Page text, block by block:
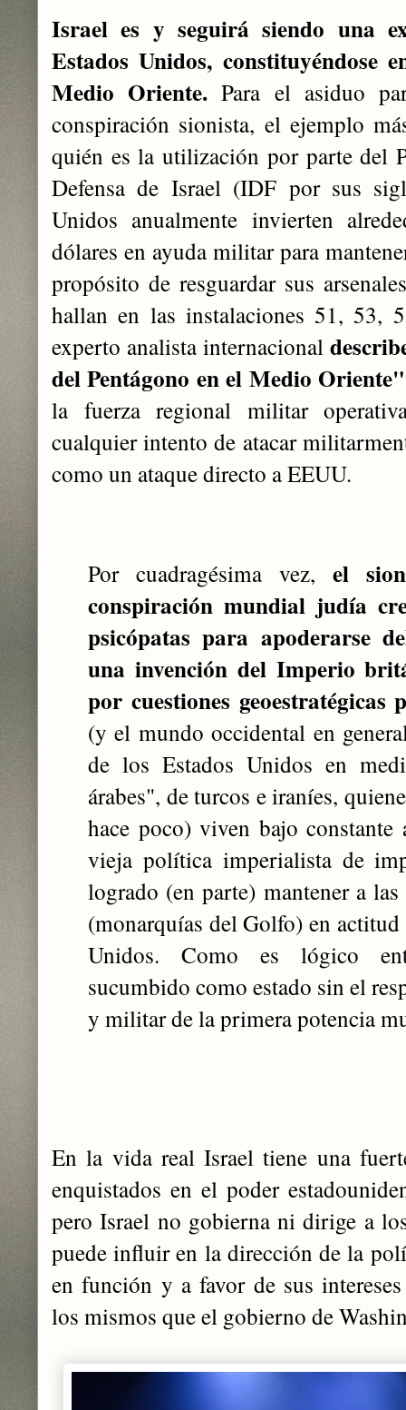
Israel es y seguirá siendo una
Estados Unidos, constituyéndose
Medio Oriente. Para el asiduo
conspiración sionista, el ejemplo
quién es la utilización por parte del
Defensa de Israel (IDF por sus
Unidos anualmente invierten
dólares en ayuda militar para
propósito de resguardar sus
hallan en las instalaciones 51,
experto analista internacional
del Pentágono en el Medio Oriente"
la fuerza regional militar
cualquier intento de atacar
como un ataque directo a EEUU.
Por cuadragésima vez, el
conspiración mundial judía
psicópatas para apoderarse
una invención del Imperio
por cuestiones geoestratégicas
(y el mundo occidental en
de los Estados Unidos en
árabes", de turcos e iraníes,
hace poco) viven bajo constante
vieja política imperialista de
logrado (en parte) mantener a
(monarquías del Golfo) en
Unidos. Como es lógico
sucumbido como estado sin el
y militar de la primera potencia
En la vida real Israel tiene una
enquistados en el poder
pero Israel no gobierna ni dirige a
puede influir en la dirección de la
en función y a favor de sus
los mismos que el gobierno de